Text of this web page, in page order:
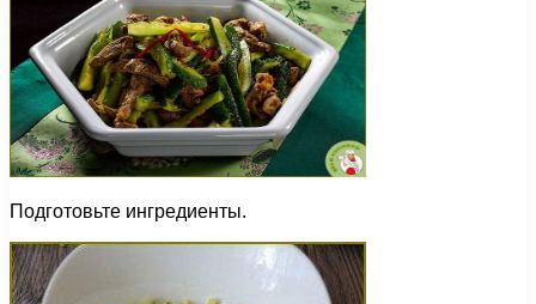
Подготовьте ингредиенты.